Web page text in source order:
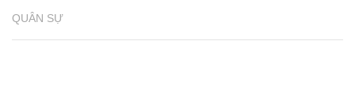
QUÂN SỰ